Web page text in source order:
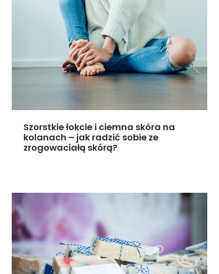
Szorstkie łokcie i ciemna skóra na
kolanach – jak radzić sobie ze
zrogowaciałą skórą?